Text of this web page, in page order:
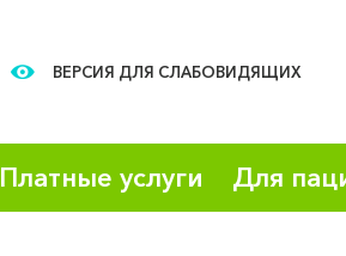
ВЕРСИЯ ДЛЯ СЛАБОВИДЯЩИХ
Платные услуги Для